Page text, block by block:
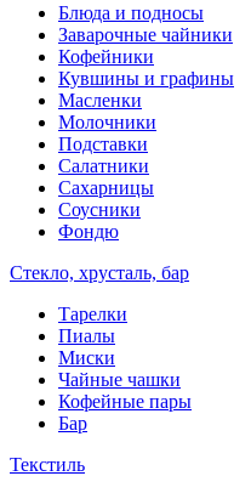
Блюда и подносы
Заварочные чайники
Кофейники
Кувшины и графины
Масленки
Молочники
Подставки
Салатники
Сахарницы
Соусники
Фондю
Стекло, хрусталь, бар
Тарелки
Пиалы
Миски
Чайные чашки
Кофейные пары
Бар
Текстиль